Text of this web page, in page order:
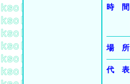
時 間
場 所
代 表